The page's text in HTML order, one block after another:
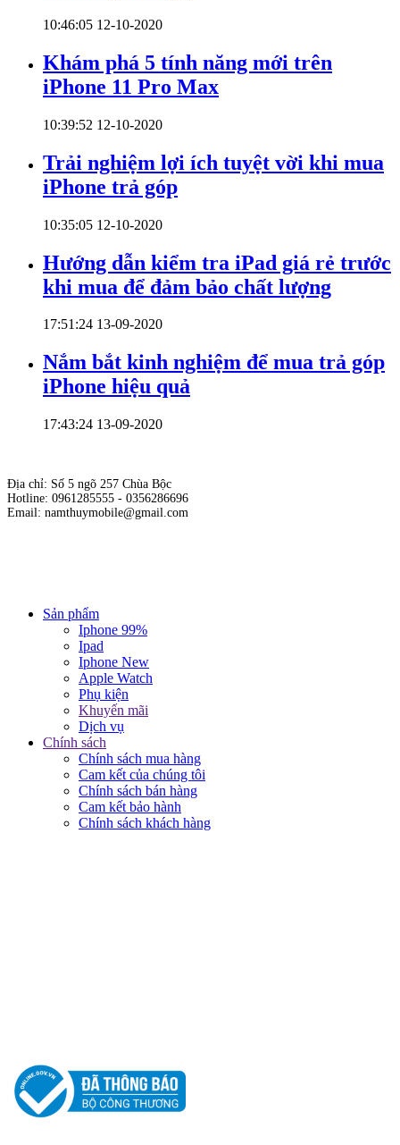
10:46:05 12-10-2020
Khám phá 5 tính năng mới trên
iPhone 11 Pro Max
10:39:52 12-10-2020
Trải nghiệm lợi ích tuyệt vời khi mua
iPhone trả góp
10:35:05 12-10-2020
Hướng dẫn kiểm tra iPad giá rẻ trước
khi mua để đảm bảo chất lượng
17:51:24 13-09-2020
Nắm bắt kinh nghiệm để mua trả góp
iPhone hiệu quả
17:43:24 13-09-2020
Địa chỉ: Số 5 ngõ 257 Chùa Bộc
Hotline: 0961285555 - 0356286696
Email: namthuymobile@gmail.com
Sản phẩm
Iphone 99%
Ipad
Iphone New
Apple Watch
Phụ kiện
Khuyến mãi
Dịch vụ
Chính sách
Chính sách mua hàng
Cam kết của chúng tôi
Chính sách bán hàng
Cam kết bảo hành
Chính sách khách hàng